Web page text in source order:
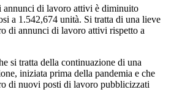
annunci di lavoro attivi è diminuito
a 1.542,674 unità. Si tratta di una lieve
di annunci di lavoro attivi rispetto a
si tratta della continuazione di una
iniziata prima della pandemia e che
di nuovi posti di lavoro pubblicizzati